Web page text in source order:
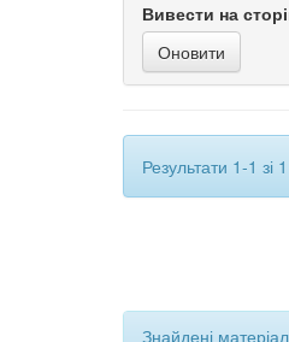
Вивести на
Результати 1-1
Знайдені